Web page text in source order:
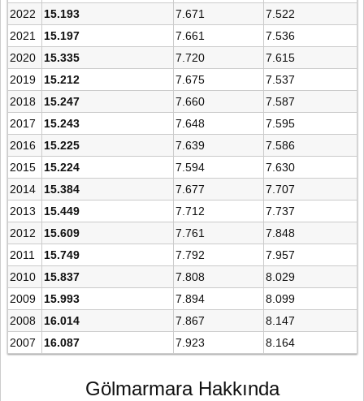
2022
15.193 7.671
7.522
2021
15.197 7.661
7.536
2020
15.335 7.720
7.615
2019
15.212 7.675
7.537
2018
15.247 7.660
7.587
2017
15.243 7.648
7.595
2016
15.225 7.639
7.586
2015
15.224 7.594
7.630
2014
15.384 7.677
7.707
2013
15.449 7.712
7.737
2012
15.609 7.761
7.848
2011
15.749 7.792
7.957
2010
15.837 7.808
8.029
2009
15.993 7.894
8.099
2008
16.014 7.867
8.147
2007
16.087 7.923 8.164
Gölmarmara Hakkında